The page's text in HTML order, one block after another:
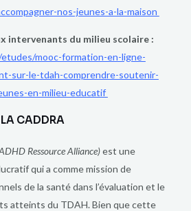
nos-jeunes-a-la-maison
intervenants du milieu scolaire :
mooc-formation-en-ligne-
sur-le-tdah-comprendre-soutenir-
en-milieu-educatif
LA CADDRA
Ressource Alliance)est une
qui a comme mission de
de la santé dans l’évaluation et le
atteints du TDAH. Bien que cette